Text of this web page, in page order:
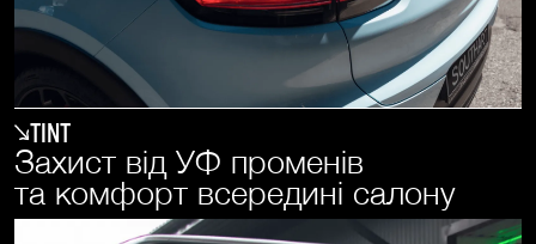
Tint
Захист від УФ променів
та комфорт всередині салону